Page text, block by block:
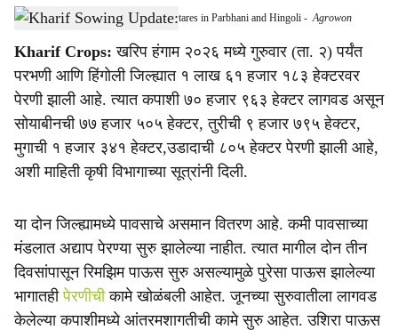
a
r
e
Kharif Sowing Crosses 1.61 Lakh Hectares in Parbhani and Hingoli -Agrowon
Kharif Crops: खरिप हंगाम २०२६ मध्ये गुरुवार (ता. २) पर्यंत
परभणी आणि हिंगोली जिल्ह्यात १ लाख ६१ हजार १८३ हेक्टरवर
पेरणी झाली आहे. त्यात कपाशी ७० हजार ९६३ हेक्टर लागवड असून
सोयाबीनची ७७ हजार ५०५ हेक्टर, तुरीची ९ हजार ७९५ हेक्टर,
मुगाची १ हजार ३४१ हेक्टर,उडादाची ८०५ हेक्टर पेरणी झाली आहे,
अशी माहिती कृषी विभागाच्या सूत्रांनी दिली.
या दोन जिल्ह्यामध्ये पावसाचे असमान वितरण आहे. कमी पावसाच्या
मंडलात अद्याप पेरण्या सुरु झालेल्या नाहीत. त्यात मागील दोन तीन
दिवसांपासून रिमझिम पाऊस सुरु असल्यामुळे पुरेसा पाऊस झालेल्या
भागातहीपेरणीचीकामे खोळंबली आहेत. जूनच्या सुरुवातीला लागवड
केलेल्या कपाशीमध्ये आंतरमशागतीची कामे सुरु आहेत. उशिरा पाऊस